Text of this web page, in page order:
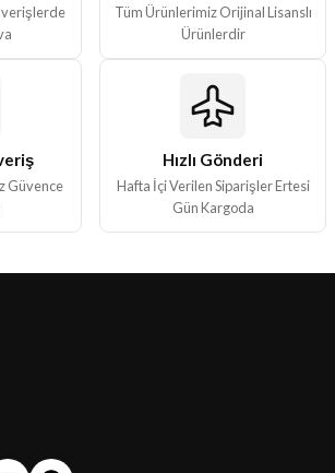
alternatifler olmalı.Tüm Ürünlerimiz Orijinal Lisanslı
Ürünlerdir
Güvence
Hızlı Gönderi
Hafta İçi Verilen Siparişler Ertesi
Gün Kargoda